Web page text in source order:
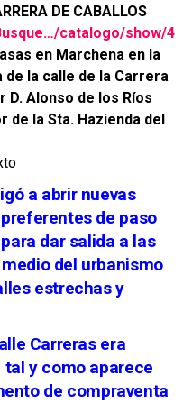
DE CABALLOS
catalogo/show/
en Marchena en la
de la calle de la Carrera
D. Alonso de los Ríos
la Sta. Hazienda del
a abrir nuevas
de paso
dar salida a las
del urbanismo
estrechas y
Carreras era
tal y como aparece
de compraventa